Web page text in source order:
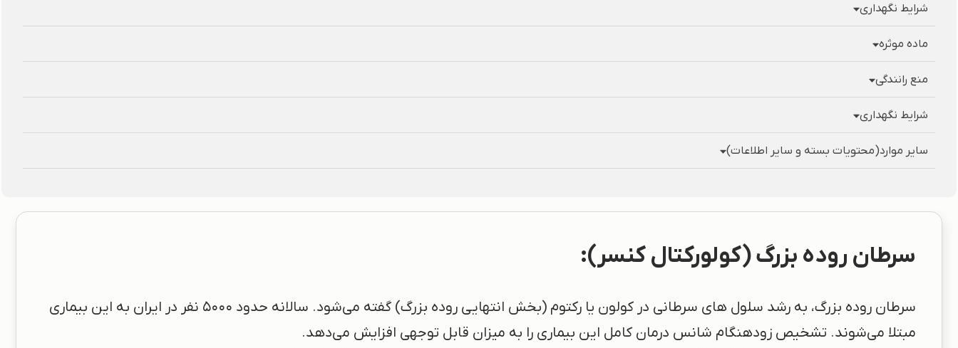
شرایط نگهداری
ماده موثره
منع رانندگی
شرایط نگهداری
سایر موارد(محتویات بسته و سایر اطلاعات)
سرطان روده بزرگ (کولورکتال کنسر):
سرطان روده بزرگ، به رشد سلول های سرطانی در کولون یا رکتوم (بخش انتهایی روده بزرگ) گفته می‌شود. سالانه حدود 5000 نفر در ایران به این بیماری
مبتلا می‌شوند. تشخیص زودهنگام شانس درمان کامل این بیماری را به میزان قابل توجهی افزایش می‌دهد.